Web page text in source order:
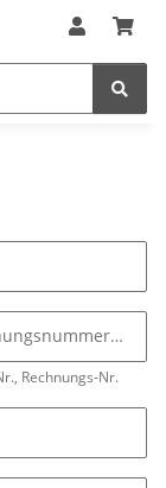
Rechnungs-Nr.
Bestellnummer, Auftragsnummer, Rechnungsnummer